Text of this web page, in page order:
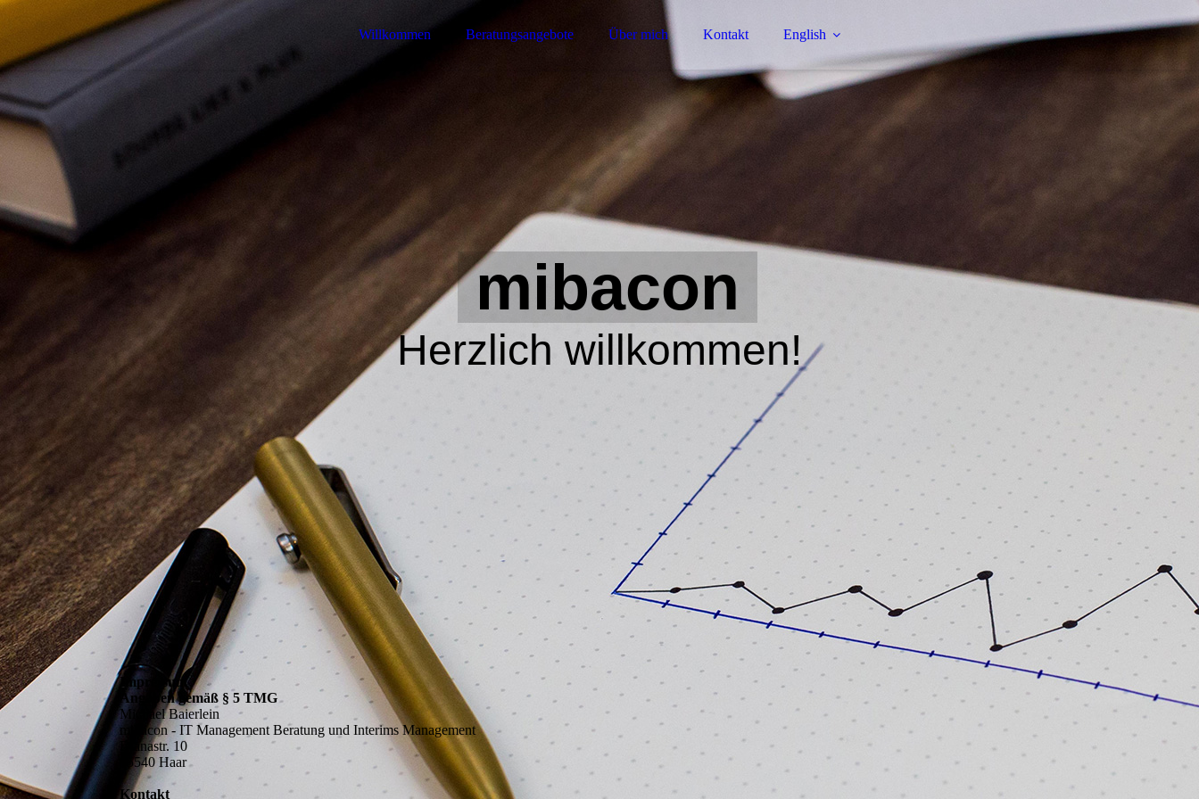
Willkommen Beratungsangebote Über mich Kontakt English
mibacon
Herzlich willkommen!
Impressum
Angaben gemäß § 5 TMG
Michael Baierlein
mibacon - IT Management Beratung und Interims Management
Dianastr. 10
85540 Haar
Kontakt